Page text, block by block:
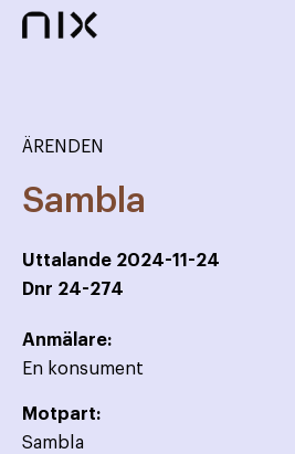
ÄRENDEN
Sambla
Uttalande 2024-11-24
Dnr 24-274
Anmälare:
En konsument
Motpart:
Sambla